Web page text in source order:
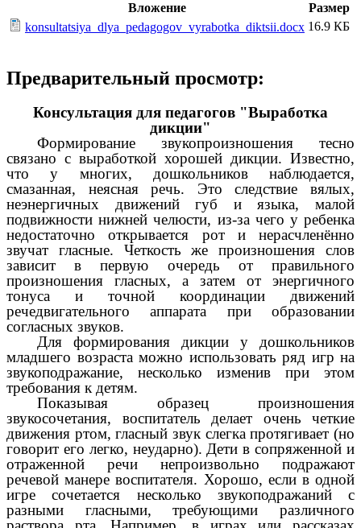
Вложение
Размер
konsultatsiya_dlya_pedagogov_vyrabotka_diktsii.docx 16.9 КБ
Предварительный просмотр:
Консультация для педагогов "Выработка
дикции"
Формирование звукопроизношения тесно
связано с выработкой хорошей дикции. Известно,
что у многих, дошкольников наблюдается,
смазанная, неясная речь. Это следствие вялых,
неэнергичных движений губ и языка, малой
подвижности нижней челюсти, из-за чего у ребенка
недостаточно открывается рот и нерасчленённо
звучат гласные. Четкость же произношения слов
зависит в первую очередь от правильного
произношения гласных, а затем от энергичного
тонуса и точной координации движений
речедвигательного аппарата при образовании
согласных звуков.
Для формирования дикции у дошкольников
младшего возраста можно использовать ряд игр на
звукоподражание, несколько изменив при этом
требования к детям.
Показывая образец произношения
звукосочетания, воспитатель делает очень четкие
движения ртом, гласный звук слегка протягивает (но
говорит его легко, неударно). Дети в сопряженной и
отраженной речи непроизвольно подражают
речевой манере воспитателя. Хорошо, если в одной
игре сочетается несколько звукоподражаний с
разными гласными, требующими различного